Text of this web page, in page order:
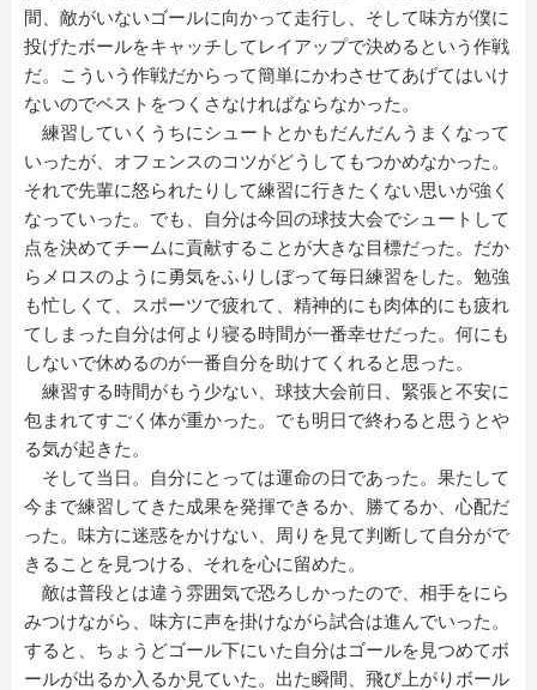
間、敵がいないゴールに向かって走行し、そして味方が僕に
投げたボールをキャッチしてレイアップで決めるという作戦
だ。こういう作戦だからって簡単にかわさせてあげてはいけ
ないのでベストをつくさなければならなかった。
練習していくうちにシュートとかもだんだんうまくなって
いったが、オフェンスのコツがどうしてもつかめなかった。
それで先輩に怒られたりして練習に行きたくない思いが強く
なっていった。でも、自分は今回の球技大会でシュートして
点を決めてチームに貢献することが大きな目標だった。だか
らメロスのように勇気をふりしぼって毎日練習をした。勉強
も忙しくて、スポーツで疲れて、精神的にも肉体的にも疲れ
てしまった自分は何より寝る時間が一番幸せだった。何にも
しないで休めるのが一番自分を助けてくれると思った。
練習する時間がもう少ない、球技大会前日、緊張と不安に
包まれてすごく体が重かった。でも明日で終わると思うとや
る気が起きた。
そして当日。自分にとっては運命の日であった。果たして
今まで練習してきた成果を発揮できるか、勝てるか、心配だ
った。味方に迷惑をかけない、周りを見て判断して自分がで
きることを見つける、それを心に留めた。
敵は普段とは違う雰囲気で恐ろしかったので、相手をにら
みつけながら、味方に声を掛けながら試合は進んでいった。
すると、ちょうどゴール下にいた自分はゴールを見つめてボ
ールが出るか入るか見ていた。出た瞬間、飛び上がりボール